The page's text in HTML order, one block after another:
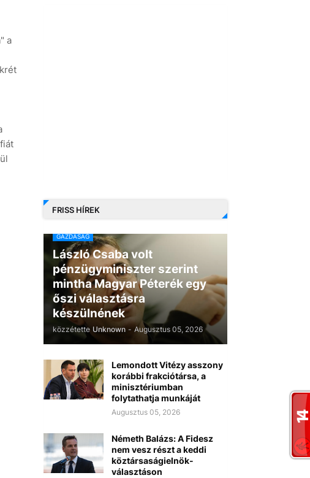
a
FRISS HÍREK
GAZDASÁG
László Csaba volt
pénzügyminiszter szerint
mintha Magyar Péterék egy
őszi választásra
készülnének
közzétette Unknown - Augusztus 05, 2026
Lemondott Vitézy asszony
korábbi frakciótársa, a
minisztériumban
folytathatja munkáját
Augusztus 05, 2026
Németh Balázs: A Fidesz
nem vesz részt a keddi
köztársaságielnök-
választáson